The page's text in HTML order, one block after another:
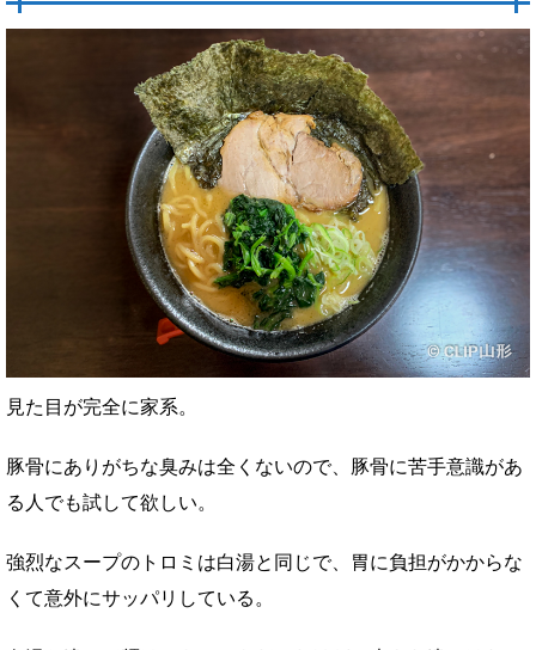
見た目が完全に家系。
豚骨にありがちな臭みは全くないので、豚骨に苦手意識があ
る人でも試して欲しい。
強烈なスープのトロミは白湯と同じで、胃に負担がかからな
くて意外にサッパリしている。